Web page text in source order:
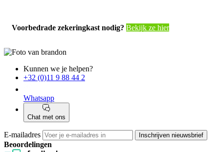
Voorbedrade zekeringkast nodig? Bekijk ze hier
Kunnen we je helpen?
+32 (0)11 9 88 44 2
Whatsapp
Chat met ons
E-mailadres Inschrijven nieuwsbrief
Beoordelingen